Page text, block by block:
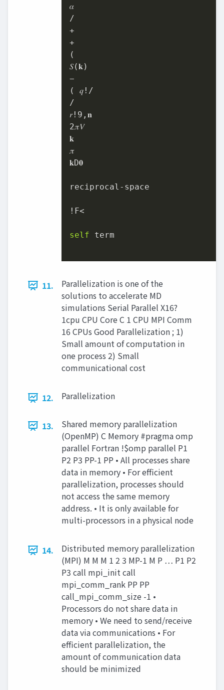
𝛼
/
+
+
(
𝑆(𝐤)
−
( 𝑞!/
/
𝑟! 9
2𝜋𝑉
𝐤
𝜋
𝐤D𝟎
reciprocal-space
!F<
self term
11.
Parallelization is one of the
solutions to accelerate MD
simulations Serial Parallel X16?
1cpu CPU Core C 1 CPU MPI Comm
16 CPUs Good Parallelization ; 1)
Small amount of computation in
one process 2) Small
communicational cost
12. Parallelization
13.
Shared memory parallelization
(OpenMP) C Memory #pragma omp
parallel Fortran !$omp parallel P1
P2 P3 PP-1 PP • All processes share
data in memory • For efficient
parallelization, processes should
not access the same memory
address. • It is only available for
multi-processors in a physical node
14.
Distributed memory parallelization
(MPI) M M M 1 2 3 MP-1 M P … P1 P2
P3 call mpi_init call
mpi_comm_rank PP PP
call_mpi_comm_size -1 •
Processors do not share data in
memory • We need to send/receive
data via communications • For
efficient parallelization, the
amount of communication data
should be minimized